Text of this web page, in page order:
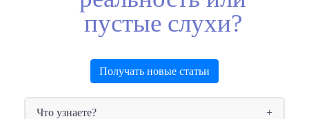
пустые слухи?
Получать новые статьи
Что узнаете?